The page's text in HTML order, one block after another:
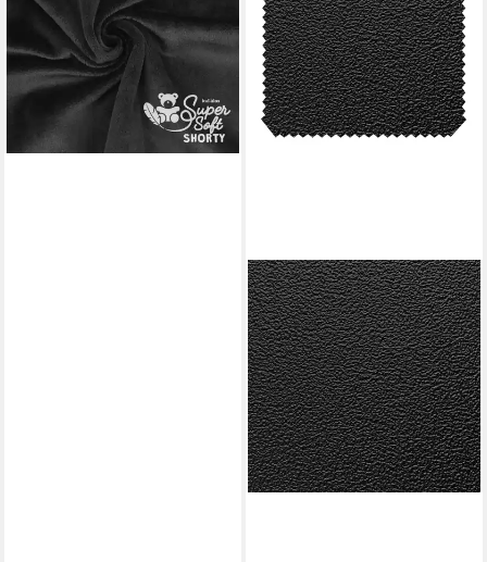
(11,98 €/ 1 qm)
lieferbar - in 2-3 Werktagen bei dir